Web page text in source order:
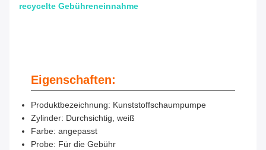
recycelte Gebühreneinnahme
Eigenschaften:
Produktbezeichnung: Kunststoffschaumpumpe
Zylinder: Durchsichtig, weiß
Farbe: angepasst
Probe: Für die Gebühr